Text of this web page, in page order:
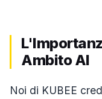
Ambito AI
Noi di KUBEE